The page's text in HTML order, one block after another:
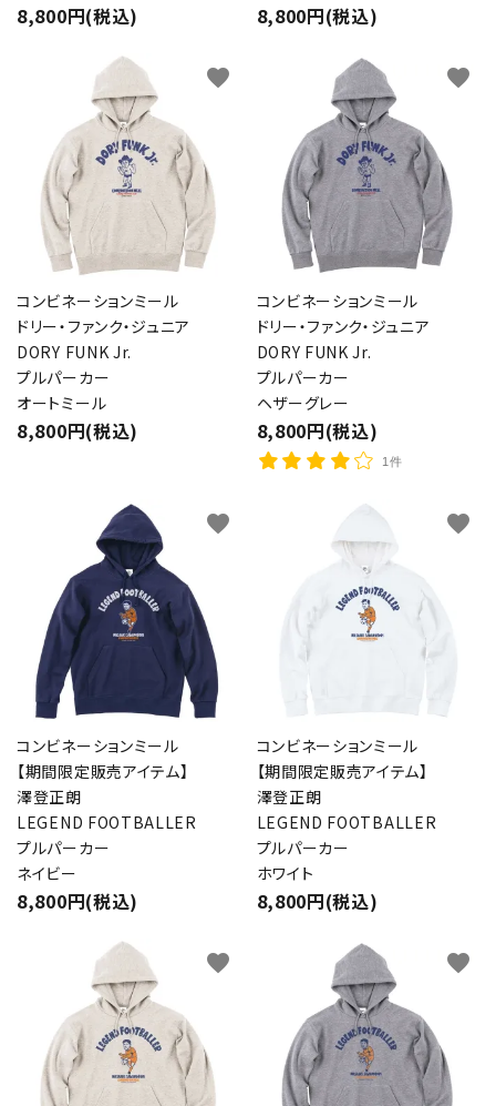
8,800円(税込) 8,800円(税込)
コンビネーションミール
ドリー・ファンク・ジュニア
DORY FUNK Jr.
プルパーカー
オートミール
8,800円(税込)
favorite
コンビネーションミール
ドリー・ファンク・ジュニア
DORY FUNK Jr.
プルパーカー
ヘザーグレー
8,800円(税込)
1件
favorite
コンビネーションミール
【期間限定販売アイテム】
澤登正朗
LEGEND FOOTBALLER
プルパーカー
ネイビー
8,800円(税込)
favorite
コンビネーションミール
【期間限定販売アイテム】
澤登正朗
LEGEND FOOTBALLER
プルパーカー
ホワイト
8,800円(税込)
favorite
favorite favorite